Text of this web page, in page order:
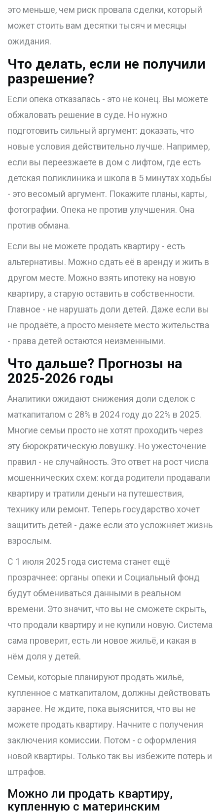
это меньше, чем риск провала сделки, который
может стоить вам десятки тысяч и месяцы
ожидания.
Что делать, если не получили
разрешение?
Если опека отказалась - это не конец. Вы можете
обжаловать решение в суде. Но нужно
подготовить сильный аргумент: доказать, что
новые условия действительно лучше. Например,
если вы переезжаете в дом с лифтом, где есть
детская поликлиника и школа в 5 минутах ходьбы
- это весомый аргумент. Покажите планы, карты,
фотографии. Опека не против улучшения. Она
против обмана.
Если вы не можете продать квартиру - есть
альтернативы. Можно сдать её в аренду и жить в
другом месте. Можно взять ипотеку на новую
квартиру, а старую оставить в собственности.
Главное - не нарушать доли детей. Даже если вы
не продаёте, а просто меняете место жительства
- права детей остаются неизменными.
Что дальше? Прогнозы на
2025-2026 годы
Аналитики ожидают снижения доли сделок с
маткапиталом с 28% в 2024 году до 22% в 2025.
Многие семьи просто не хотят проходить через
эту бюрократическую ловушку. Но ужесточение
правил - не случайность. Это ответ на рост числа
мошеннических схем: когда родители продавали
квартиру и тратили деньги на путешествия,
технику или ремонт. Теперь государство хочет
защитить детей - даже если это усложняет жизнь
взрослым.
С 1 июля 2025 года система станет ещё
прозрачнее: органы опеки и Социальный фонд
будут обмениваться данными в реальном
времени. Это значит, что вы не сможете скрыть,
что продали квартиру и не купили новую. Система
сама проверит, есть ли новое жильё, и какая в
нём доля у детей.
Семьи, которые планируют продать жильё,
купленное с маткапиталом, должны действовать
заранее. Не ждите, пока выяснится, что вы не
можете продать квартиру. Начните с получения
заключения комиссии. Потом - с оформления
новой квартиры. Только так вы избежите потерь и
штрафов.
Можно ли продать квартиру,
купленную с материнским